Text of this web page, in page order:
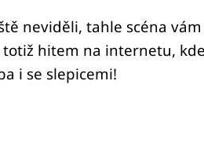
neviděli, tahle scéna
hitem na internetu,
i se slepicemi!